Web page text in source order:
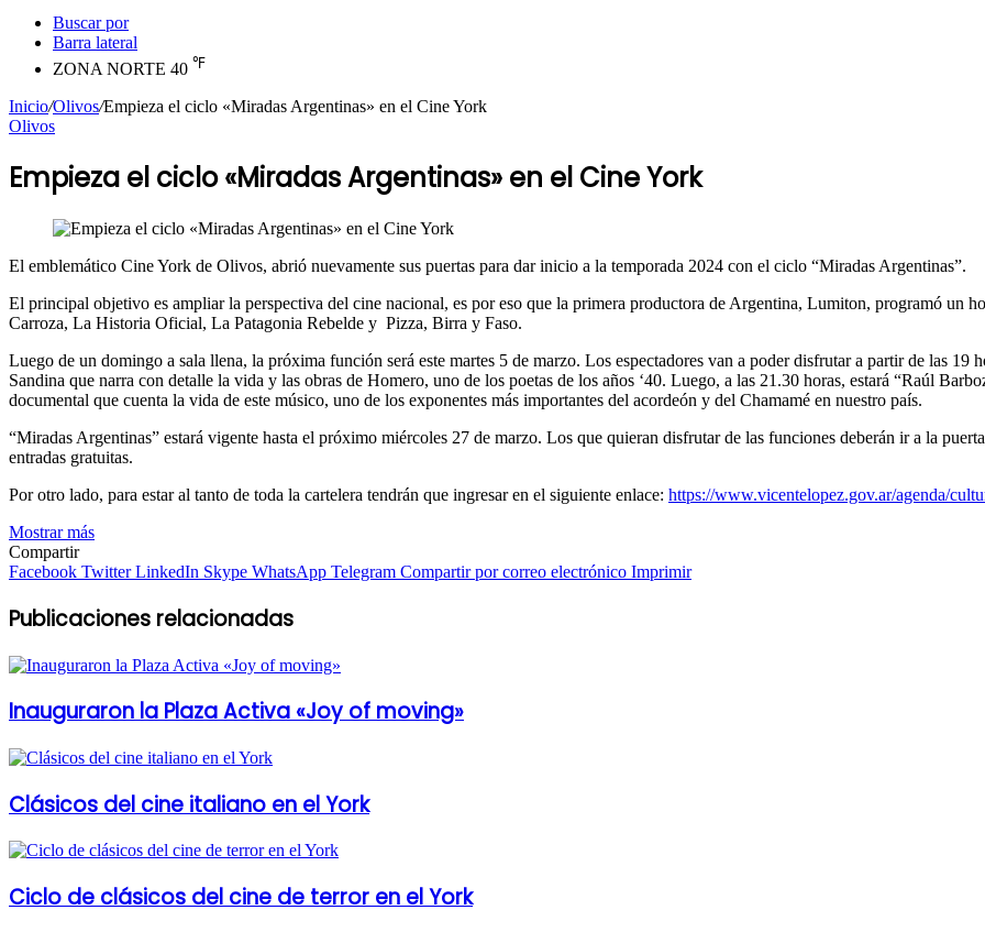
Buscar por
Barra lateral
ZONA NORTE 40 ℉
Inicio/Olivos/Empieza el ciclo «Miradas Argentinas» en el Cine York
Olivos
Empieza el ciclo «Miradas Argentinas» en el Cine York
El emblemático Cine York de Olivos, abrió nuevamente sus puertas para dar inicio a la temporada 2024 con el ciclo “Miradas Argentinas”.
El principal objetivo es ampliar la perspectiva del cine nacional, es por eso que la primera productora de Argentina, Lumiton, programó un
Carroza, La Historia Oficial, La Patagonia Rebelde y Pizza, Birra y Faso.
Luego de un domingo a sala llena, la próxima función será este martes 5 de marzo. Los espectadores van a poder disfrutar a partir de las
Sandina que narra con detalle la vida y las obras de Homero, uno de los poetas de los años ‘40. Luego, a las 21.30 horas, estará “Raúl
documental que cuenta la vida de este músico, uno de los exponentes más importantes del acordeón y del Chamamé en nuestro país.
“Miradas Argentinas” estará vigente hasta el próximo miércoles 27 de marzo. Los que quieran disfrutar de las funciones deberán ir a la
entradas gratuitas.
Por otro lado, para estar al tanto de toda la cartelera tendrán que ingresar en el siguiente enlace: https://www.vicentelopez.gov.ar/agenda/
Mostrar más
Compartir
Facebook Twitter LinkedIn Skype WhatsApp Telegram Compartir por correo electrónico Imprimir
Publicaciones relacionadas
Inauguraron la Plaza Activa «Joy of moving»
Clásicos del cine italiano en el York
Ciclo de clásicos del cine de terror en el York